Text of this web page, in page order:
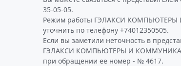
35-05-05.
Режим работы ГЭЛАКСИ
уточнить по телефону +74012350505.
Если вы заметили неточность в
ГЭЛАКСИ КОМПЬЮТЕРЫ И
при обращении ее номер - № 4617.